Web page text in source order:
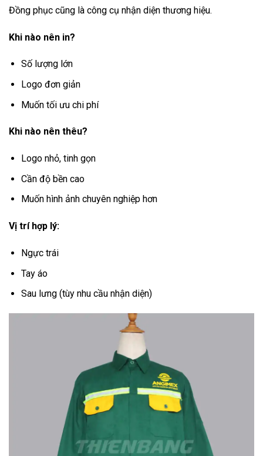
Đồng phục cũng là công cụ nhận diện thương hiệu.
Khi nào nên in?
Số lượng lớn
Logo đơn giản
Muốn tối ưu chi phí
Khi nào nên thêu?
Logo nhỏ, tinh gọn
Cần độ bền cao
Muốn hình ảnh chuyên nghiệp hơn
Vị trí hợp lý:
Ngực trái
Tay áo
Sau lưng (tùy nhu cầu nhận diện)